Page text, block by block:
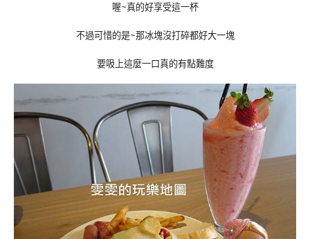
喔~真的好享受這一杯
不過可惜的是~那冰塊沒打碎都好大一塊
要吸上這麼一口真的有點難度